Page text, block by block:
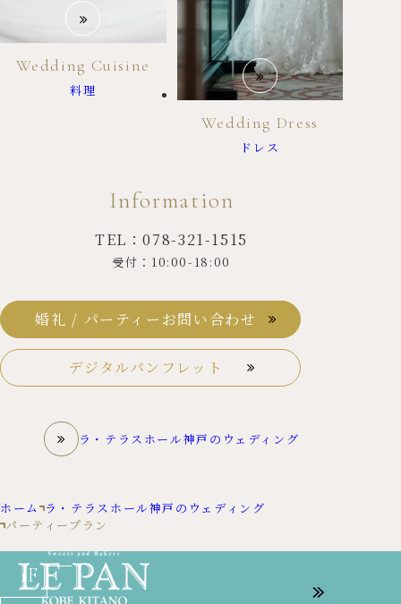
Wedding Cuisine
料理
Wedding Dress
ドレス
Information
TEL：078-321-1515
受付：10:00-18:00
婚礼 / パーティーお問い合わせ
デジタルパンフレット
ラ・テラスホール神戸のウェディング
ホーム ラ・テラスホール神戸のウェディング
パーティープラン
1F